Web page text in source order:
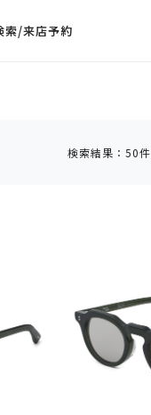
索/来店予約
検索結果：50件